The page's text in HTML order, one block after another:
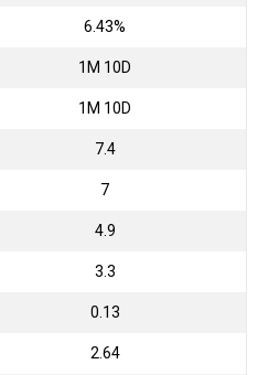
6.43%
1M 10D
1M 10D
7.4
7
4.9
3.3
0.13
2.64